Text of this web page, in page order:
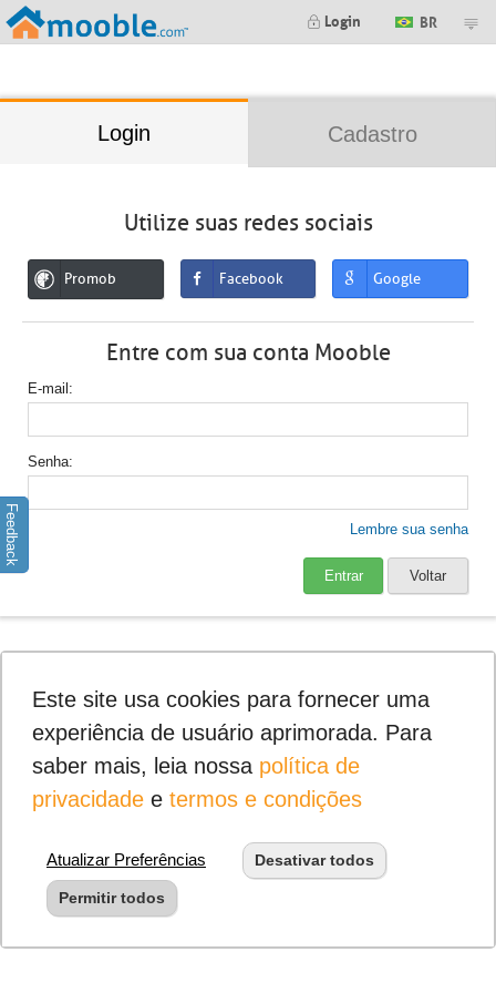
Login BR
Login Cadastro
Utilize suas redes sociais
Promob Facebook Google
Entre com sua conta Mooble
E-mail
Senha
Lembre sua senha
Entrar Voltar
Feedback
Este site usa cookies para fornecer uma
experiência de usuário aprimorada. Para
saber mais, leia nossa política de
privacidadee termos e condições
Atualizar Preferências Desativar todos
Permitir todos